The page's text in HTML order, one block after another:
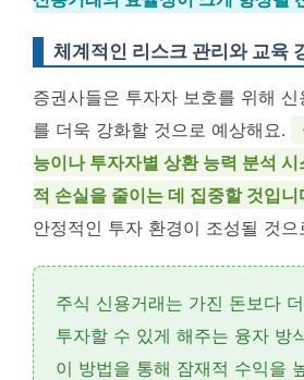
체계적인 리스크 관리와 교육
증권사들은 투자자 보호를 위해
를 더욱 강화할 것으로 예상해요.
능이나 투자자별 상환 능력 분석
적 손실을 줄이는 데 집중할 것입니
안정적인 투자 환경이 조성될 것으
주식 신용거래는 가진 돈보다
투자할 수 있게 해주는 융자 방
이 방법을 통해 잠재적 수익을